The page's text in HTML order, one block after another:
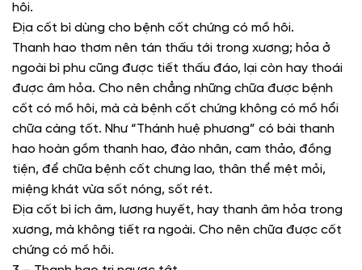
hôi.
Địa cốt bì dùng cho bệnh cốt chứng có mồ hôi.
Thanh hao thơm nên tán thấu tới trong xương; hỏa ở
ngoài bì phu cũng được tiết thấu đáo, lại còn hay thoái
được âm hỏa. Cho nên chẳng những chữa được bệnh
cốt có mồ hôi, mà cà bệnh cốt chứng không có mồ hổi
chữa càng tốt. Như “Thánh huệ phương” có bài thanh
hao hoàn gồm thanh hao, đào nhân, cam thảo, đồng
tiện, để chữa bệnh cốt chưng lao, thân thể mệt mỏi,
miệng khát vừa sốt nóng, sốt rét.
Địa cốt bì ích âm, lương huyết, hay thanh âm hỏa trong
xương, mà không tiết ra ngoài. Cho nên chữa được cốt
chứng có mồ hôi.